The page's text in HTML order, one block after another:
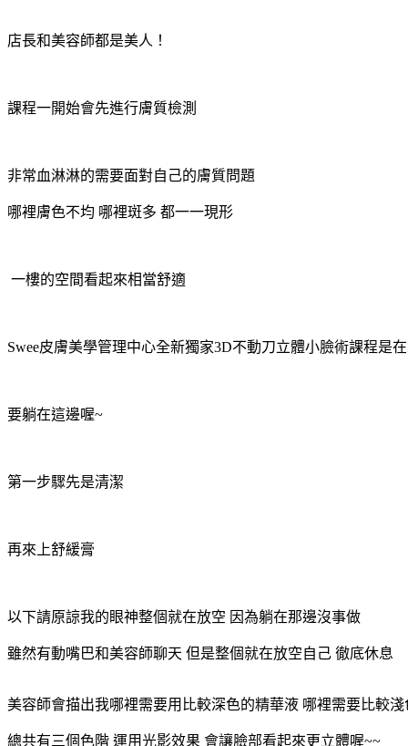
店長和美容師都是美人！
課程一開始會先進行膚質檢測
非常血淋淋的需要面對自己的膚質問題
哪裡膚色不均 哪裡斑多 都一一現形
一樓的空間看起來相當舒適
Swee皮膚美學管理中心全新獨家3D不動刀立體小臉術課程是
要躺在這邊喔~
第一步驟先是清潔
再來上舒緩膏
以下請原諒我的眼神整個就在放空 因為躺在那邊沒事做
雖然有動嘴巴和美容師聊天 但是整個就在放空自己 徹底休息
美容師會描出我哪裡需要用比較深色的精華液 哪裡需要比較淺
總共有三個色階 運用光影效果 會讓臉部看起來更立體喔~~